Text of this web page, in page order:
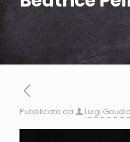
Pubblicato da Luigi Gaudio